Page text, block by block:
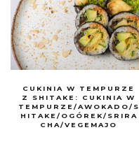
CUKINIA W TEMPURZE
Z SHITAKE: CUKINIA W
TEMPURZE/AWOKADO/S
HITAKE/OGÓREK/SRIRA
CHA/VEGEMAJO